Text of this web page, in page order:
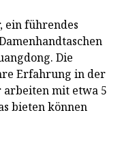
ein führendes
Die
Erfahrung in der
arbeiten mit etwa 5
bieten können